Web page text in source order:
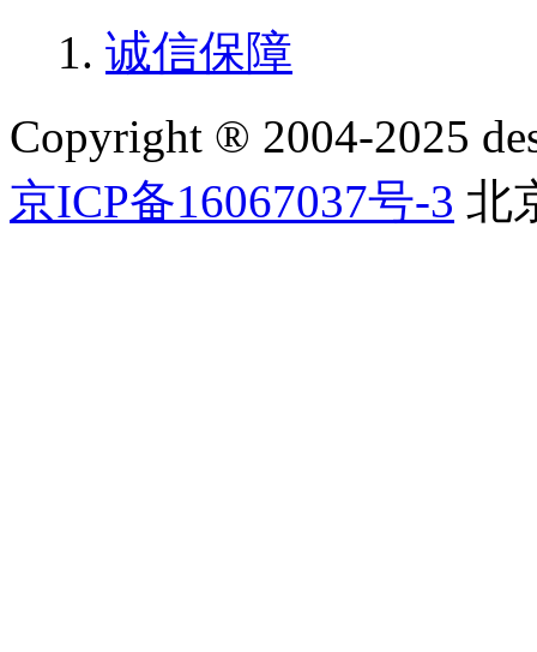
诚信保障
Copyright ® 2004-2025
京ICP备16067037号-3 北